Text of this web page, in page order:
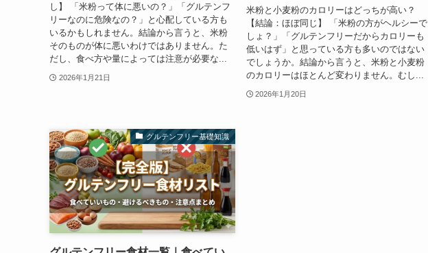
し】 「米粉って体に悪いの？」「グルテンフ
リーなのに危険なの？」と心配している方も
いるかもしれません。結論から言うと、米粉
そのものが体に悪いわけではありません。た
だし、食べ方や量によっては注意が必要な...
2026年1月21日
米粉と小麦粉のカロリーはどっちが高い？
【結論：ほぼ同じ】 「米粉の方がヘルシーで
しょ？」「グルテンフリーだからカロリーも
低いはず」と思っている方も多いのではない
でしょうか。結論から言うと、米粉と小麦粉
のカロリーはほとんど変わりません。むし...
2026年1月20日
グルテンフリー基礎知識